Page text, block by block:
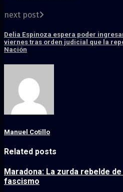
next post
Delia Espinoza espera poder
viernes tras orden judicial que la
Nación
Manuel Cotillo
Related posts
Maradona: La zurda rebelde
fascismo